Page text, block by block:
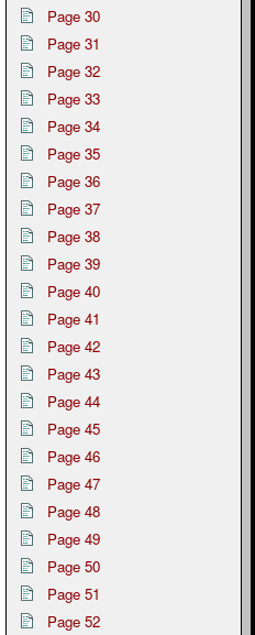
Page 30
Page 31
Page 32
Page 33
Page 34
Page 35
Page 36
Page 37
Page 38
Page 39
Page 40
Page 41
Page 42
Page 43
Page 44
Page 45
Page 46
Page 47
Page 48
Page 49
Page 50
Page 51
Page 52